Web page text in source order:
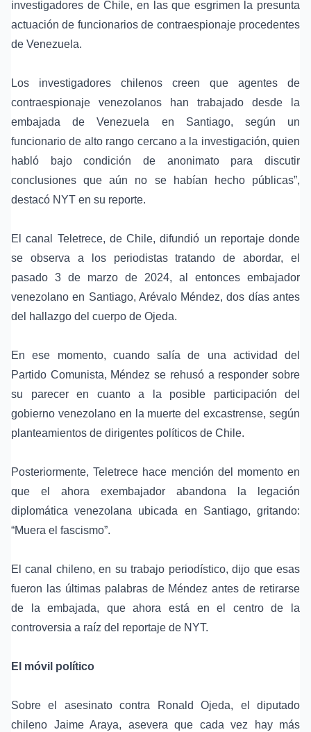
investigadores de Chile, en las que esgrimen la presunta
actuación de funcionarios de contraespionaje procedentes
de Venezuela.
Los investigadores chilenos creen que agentes de
contraespionaje venezolanos han trabajado desde la
embajada de Venezuela en Santiago, según un
funcionario de alto rango cercano a la investigación, quien
habló bajo condición de anonimato para discutir
conclusiones que aún no se habían hecho públicas”,
destacó NYT en su reporte.
El canal Teletrece, de Chile, difundió un reportaje donde
se observa a los periodistas tratando de abordar, el
pasado 3 de marzo de 2024, al entonces embajador
venezolano en Santiago, Arévalo Méndez, dos días antes
del hallazgo del cuerpo de Ojeda.
En ese momento, cuando salía de una actividad del
Partido Comunista, Méndez se rehusó a responder sobre
su parecer en cuanto a la posible participación del
gobierno venezolano en la muerte del excastrense, según
planteamientos de dirigentes políticos de Chile.
Posteriormente, Teletrece hace mención del momento en
que el ahora exembajador abandona la legación
diplomática venezolana ubicada en Santiago, gritando:
“Muera el fascismo”.
El canal chileno, en su trabajo periodístico, dijo que esas
fueron las últimas palabras de Méndez antes de retirarse
de la embajada, que ahora está en el centro de la
controversia a raíz del reportaje de NYT.
El móvil político
Sobre el asesinato contra Ronald Ojeda, el diputado
chileno Jaime Araya, asevera que cada vez hay más